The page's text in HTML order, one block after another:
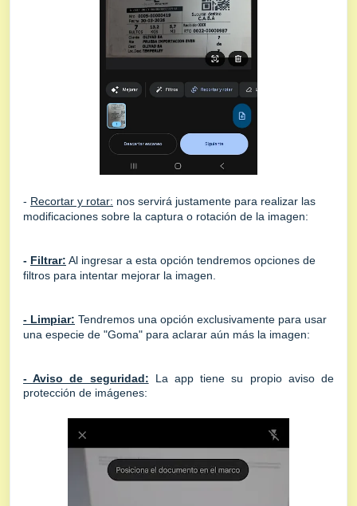
- Recortar y rotar: nos servirá justamente para realizar las
modificaciones sobre la captura o rotación de la imagen:
- Filtrar: Al ingresar a esta opción tendremos opciones de
filtros para intentar mejorar la imagen.
- Limpiar: Tendremos una opción exclusivamente para usar
una especie de "Goma" para aclarar aún más la imagen:
- Aviso de seguridad: La app tiene su propio aviso de
protección de imágenes: